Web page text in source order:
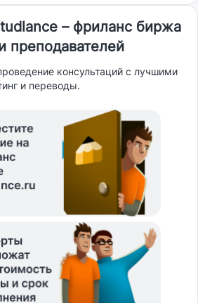
– фриланс биржа
преподавателей
консультаций с лучшими
и переводы.